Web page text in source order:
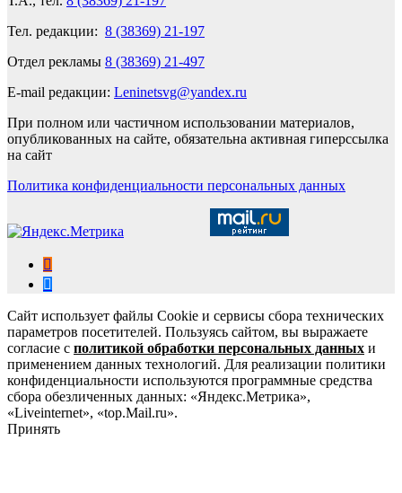
Тел. редакции: 8 (38369) 21-197
Отдел рекламы 8 (38369) 21-497
E-mail редакции: Leninetsvg@yandex.ru
При полном или частичном использовании материалов,
опубликованных на сайте, обязательна активная гиперссылка
на сайт
Политика конфиденциальности персональных данных
Сайт использует файлы Cookie и сервисы сбора технических
параметров посетителей. Пользуясь сайтом, вы выражаете
согласие с политикой обработки персональных данных и
применением данных технологий. Для реализации политики
конфиденциальности используются программные средства
сбора обезличенных данных: «Яндекс.Метрика»,
«Liveinternet», «top.Mail.ru».
Принять